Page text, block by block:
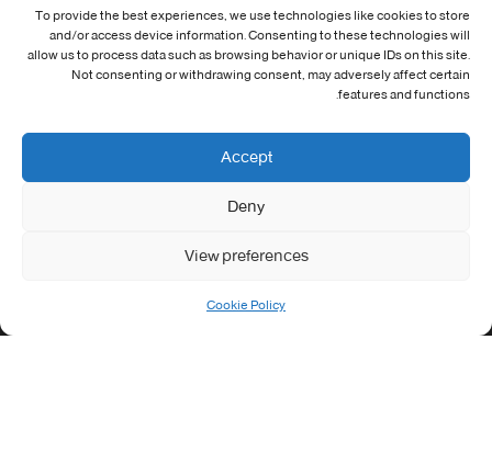
To provide the best experiences, we use technologies like cookies to store
and/or access device information. Consenting to these technologies will
allow us to process data such as browsing behavior or unique IDs on this site.
Not consenting or withdrawing consent, may adversely affect certain
features and functions.
Accept
Deny
View preferences
Cookie Policy
معلومات الاتصال
Address:
جامعة العربي التبسي طريق قسنطينة - تبسة
contact@univ-tebessa.dz